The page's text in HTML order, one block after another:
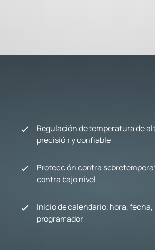
Regulación de temperatura de
precisión y confiable
Protección contra
contra bajo nivel
Inicio de calendario, hora, fecha,
programador